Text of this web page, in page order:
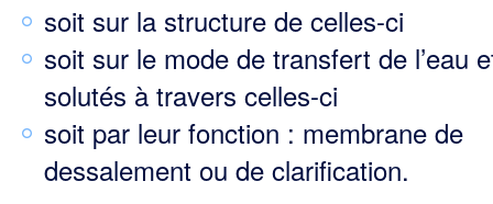
soit sur la structure de celles-ci
soit sur le mode de transfert de l’eau
solutés à travers celles-ci
soit par leur fonction : membrane de
dessalement ou de clarification.